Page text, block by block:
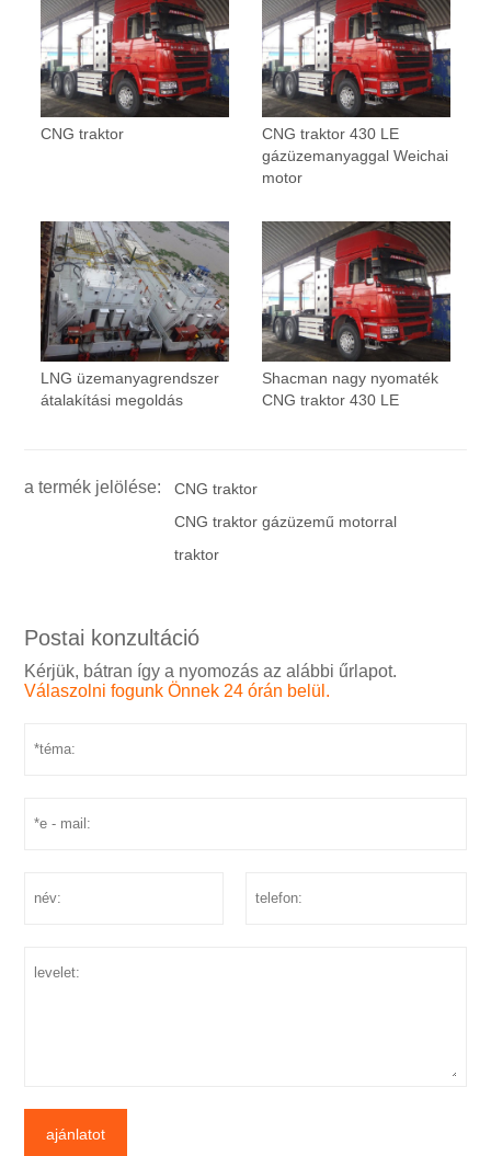
CNG traktor
CNG traktor 430 LE
gázüzemanyaggal Weichai
motor
LNG üzemanyagrendszer
átalakítási megoldás
Shacman nagy nyomaték
CNG traktor 430 LE
a termék jelölése:
CNG traktor
CNG traktor gázüzemű motorral
traktor
Postai konzultáció
Kérjük, bátran így a nyomozás az alábbi űrlapot.
Válaszolni fogunk Önnek 24 órán belül.
ajánlatot